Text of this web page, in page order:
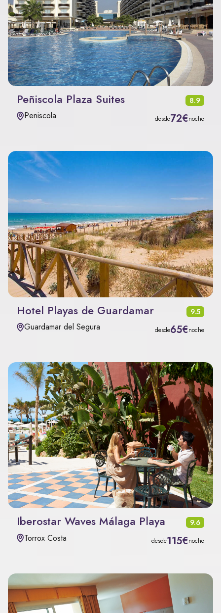
Peñiscola Plaza Suites 8.9
Peniscola desde72€noche
Hotel Playas de Guardamar 9.5
Guardamar del Segura desde65€noche
Iberostar Waves Málaga Playa 9.6
Torrox Costa desde115€noche